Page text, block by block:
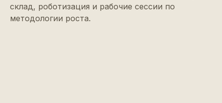
склад, роботизация и рабочие сессии по
методологии роста.